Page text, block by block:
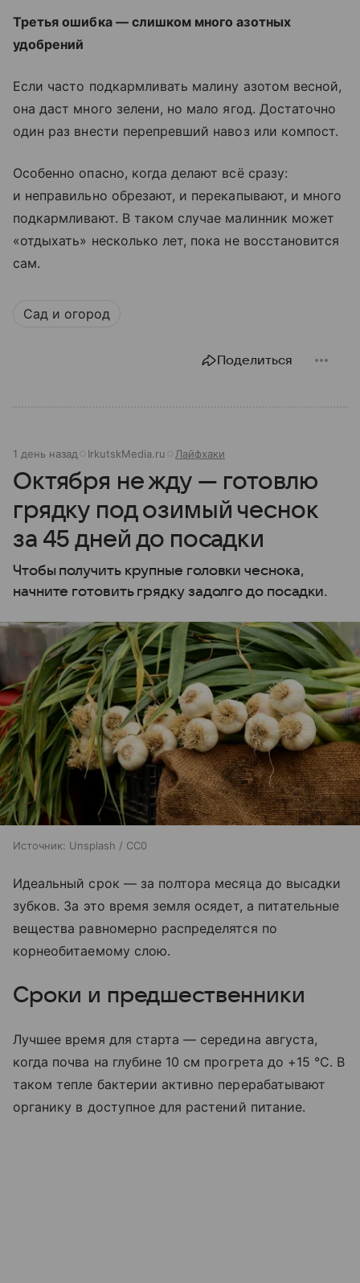
Третья ошибка — слишком много азотных
удобрений
Если часто подкармливать малину азотом весной,
она даст много зелени, но мало ягод. Достаточно
один раз внести перепревший навоз или компост.
Особенно опасно, когда делают всё сразу:
и неправильно обрезают, и перекапывают, и много
подкармливают. В таком случае малинник может
«отдыхать» несколько лет, пока не восстановится
сам.
Сад и огород
Поделиться
1 день назад IrkutskMedia.ru Лайфхаки
Октября не жду — готовлю
грядку под озимый чеснок
за 45 дней до посадки
Чтобы получить крупные головки чеснока,
начните готовить грядку задолго до посадки.
Источник: Unsplash / CC0
Идеальный срок — за полтора месяца до высадки
зубков. За это время земля осядет, а питательные
вещества равномерно распределятся по
корнеобитаемому слою.
Сроки и предшественники
Лучшее время для старта — середина августа,
когда почва на глубине 10 см прогрета до +15 °C. В
таком тепле бактерии активно перерабатывают
органику в доступное для растений питание.